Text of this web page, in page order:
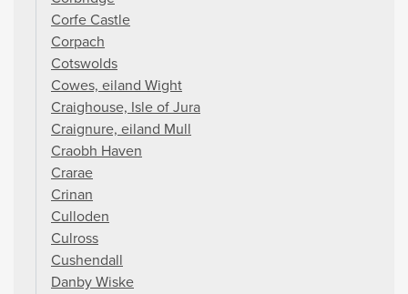
Corfe Castle
Corpach
Cotswolds
Cowes, eiland Wight
Craighouse, Isle of Jura
Craignure, eiland Mull
Craobh Haven
Crarae
Crinan
Culloden
Culross
Cushendall
Danby Wiske